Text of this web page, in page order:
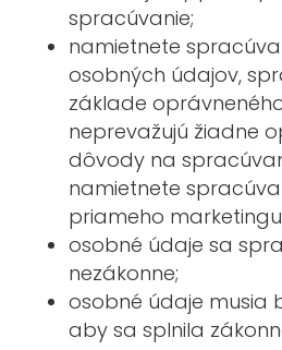
spracúvanie;
namietnete
osobných údajov,
základe
neprevažujú žiadne
dôvody na
namietnete
priameho
osobné údaje sa
nezákonne;
osobné údaje musia
aby sa splnila